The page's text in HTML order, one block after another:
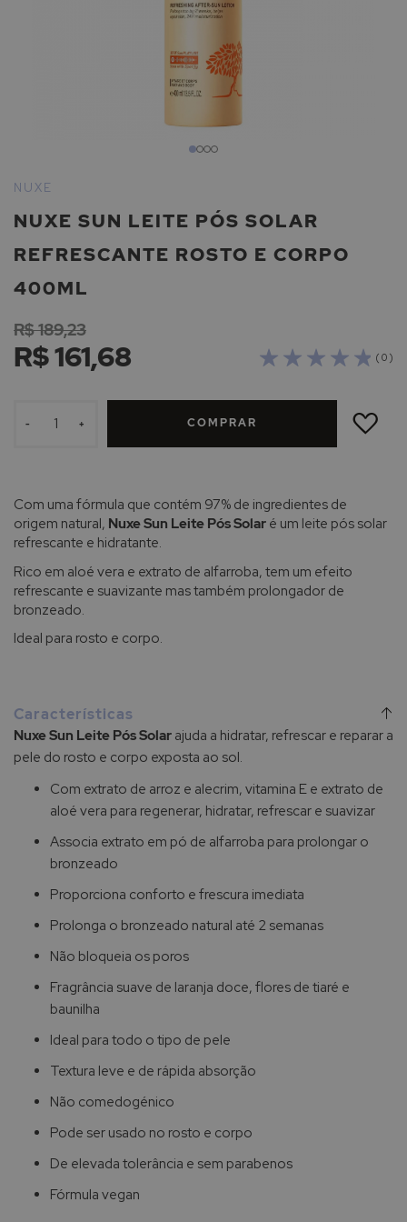
para
início
Galeria
de
imagens
NUXE SUN LEITE PÓS SOLAR
REFRESCANTE ROSTO E CORPO
400ML
NUXE
( 0 )
R$ 161,68
R$ 189,23
- + COMPRAR
ADICIONAR
LISTA
Com uma fórmula que contém 97% de ingredientes de
origem natural, Nuxe Sun Leite Pós Solar é um leite pós solar
refrescante e hidratante.
Rico em aloé vera e extrato de alfarroba, tem um efeito
refrescante e suavizante mas também prolongador de
bronzeado.
Ideal para rosto e corpo.
Características
Nuxe Sun Leite Pós Solar ajuda a hidratar, refrescar e reparar a
pele do rosto e corpo exposta ao sol.
Com extrato de arroz e alecrim, vitamina E e extrato de
aloé vera para regenerar, hidratar, refrescar e suavizar
Associa extrato em pó de alfarroba para prolongar o
bronzeado
Proporciona conforto e frescura imediata
Prolonga o bronzeado natural até 2 semanas
Não bloqueia os poros
Fragrância suave de laranja doce, flores de tiaré e
baunilha
Ideal para todo o tipo de pele
Textura leve e de rápida absorção
Não comedogénico
Pode ser usado no rosto e corpo
De elevada tolerância e sem parabenos
Fórmula vegan